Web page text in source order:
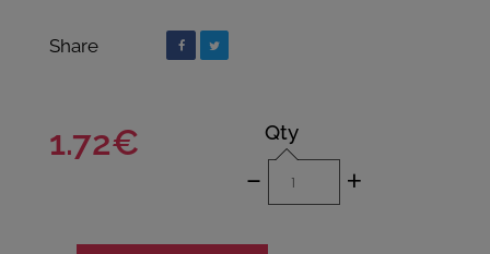
Share
1.72€ Qty
- +